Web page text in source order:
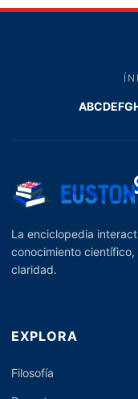
ABCDEFG
La enciclopedia
conocimiento
claridad.
EXPLORA
Filosofía